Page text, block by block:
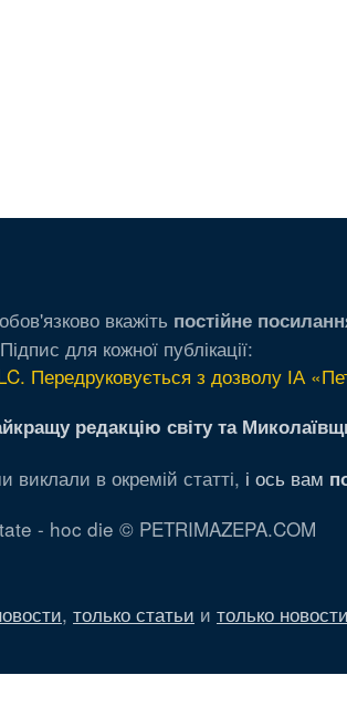
вкажіть постійне
Підпис для кожної публікації:
Передруковується з дозволу ІА
редакцію світу та
виклали в окремій статті, і ось вам
- hoc die © PETRIMAZEPA.COM
, только статьи и только новости